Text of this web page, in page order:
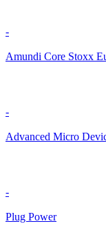
-
Amundi Core Stoxx
-
Advanced Micro
-
Plug Power